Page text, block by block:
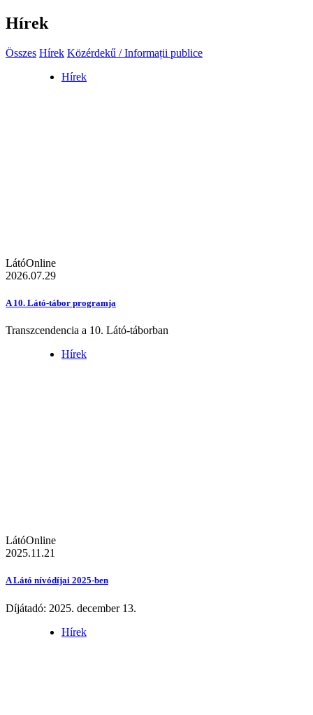
Hírek
Összes Hírek Közérdekű / Informații publice
Hírek
LátóOnline
2026.07.29
A 10. Látó-tábor programja
Transzcendencia a 10. Látó-táborban
Hírek
LátóOnline
2025.11.21
A Látó nívódíjai 2025-ben
Díjátadó: 2025. december 13.
Hírek